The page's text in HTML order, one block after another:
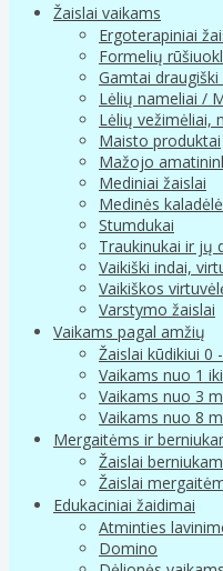
Žaislai vaikams
Ergoterapiniai
Formelių
Gamtai draugiški
Lėlių nameliai /
Lėlių vežimėliai,
Maisto produktai
Mažojo
Mediniai žaislai
Medinės
Stumdukai
Traukinukai ir jų
Vaikiški indai,
Vaikiškos
Varstymo žaislai
Vaikams pagal amžių
Žaislai kūdikiui 0
Vaikams nuo 1
Vaikams nuo 3
Vaikams nuo 8
Mergaitėms ir
Žaislai
Žaislai
Edukaciniai žaidimai
Atminties
Domino